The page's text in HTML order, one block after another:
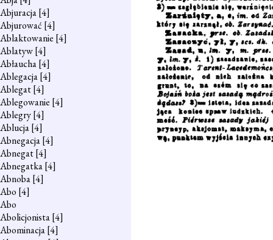
Abjuracja[4]
Abjurować [4]
Ablaktowanie [4]
Ablatyw[4]
Abłaucha[4]
Ablegacja[4]
Ablegat[4]
Ablegowanie [4]
Ablegry[4]
Ablucja[4]
Abnegacja[4]
Abnegat[4]
Abnegatka[4]
Abnoba[4]
Abo [4]
Abo
Abolicjonista[4]
Abominacja[4]